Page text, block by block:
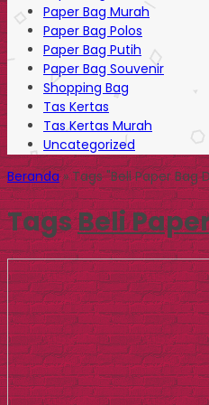
Paper Bag Murah
Paper Bag Polos
Paper Bag Putih
Paper Bag Souvenir
Shopping Bag
Tas Kertas
Tas Kertas Murah
Uncategorized
Beranda»Tags "Beli Paper Bag
TagsBeli